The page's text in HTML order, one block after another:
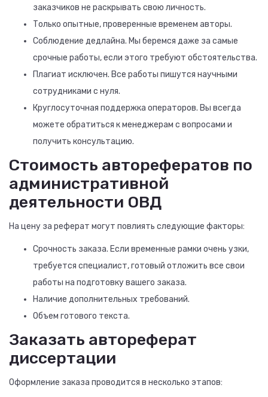
заказчиков не раскрывать свою личность.
Только опытные, проверенные временем авторы.
Соблюдение дедлайна. Мы беремся даже за самые
срочные работы, если этого требуют обстоятельства.
Плагиат исключен. Все работы пишутся научными
сотрудниками с нуля.
Круглосуточная поддержка операторов. Вы всегда
можете обратиться к менеджерам с вопросами и
получить консультацию.
Стоимость авторефератов по
административной
деятельности ОВД
На цену за реферат могут повлиять следующие факторы:
Срочность заказа. Если временные рамки очень узки,
требуется специалист, готовый отложить все свои
работы на подготовку вашего заказа.
Наличие дополнительных требований.
Объем готового текста.
Заказать автореферат
диссертации
Оформление заказа проводится в несколько этапов: